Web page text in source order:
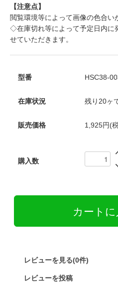
【注意点】
閲覧環境等によって画像の色合い
◇在庫切れ等によって予定日内に
せていただきます。
型番 HSC38-
在庫状況 残り20ヶ
販売価格 1,925円(
購入数
レビューを見る(0件)
レビューを投稿